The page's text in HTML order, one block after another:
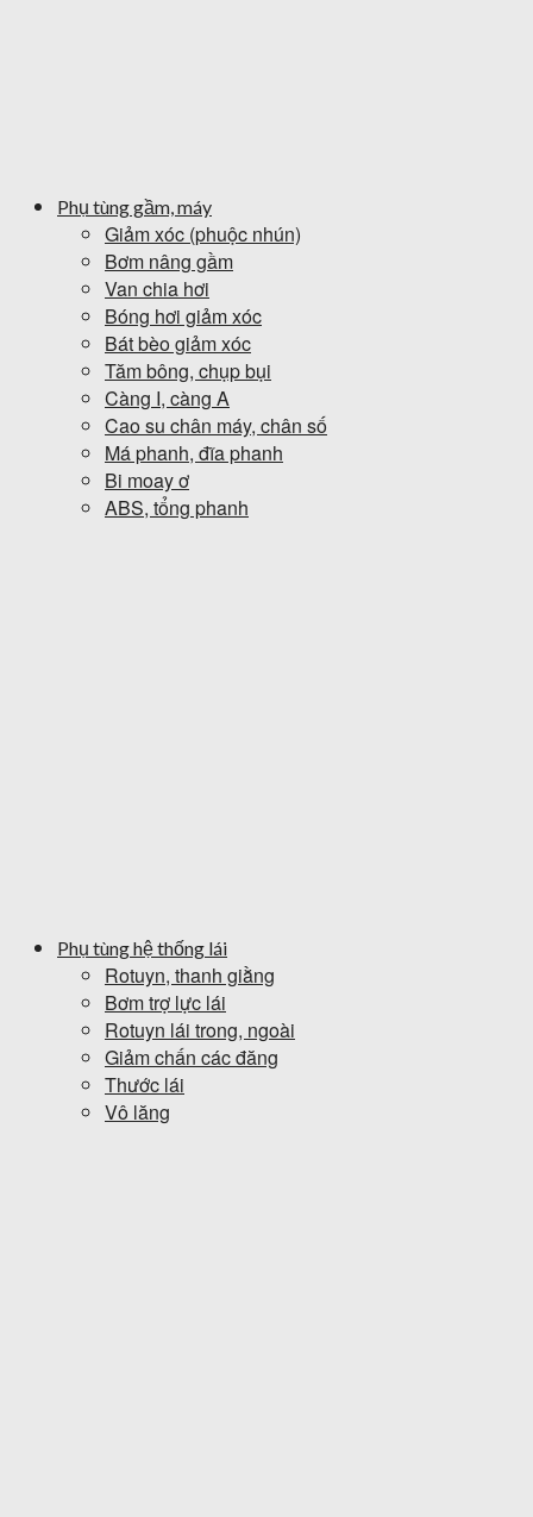
Phụ tùng gầm, máy
Giảm xóc (phuộc nhún)
Bơm nâng gầm
Van chia hơi
Bóng hơi giảm xóc
Bát bèo giảm xóc
Tăm bông, chụp bụi
Càng I, càng A
Cao su chân máy, chân số
Má phanh, đĩa phanh
Bi moay ơ
ABS, tổng phanh
Phụ tùng hệ thống lái
Rotuyn, thanh giằng
Bơm trợ lực lái
Rotuyn lái trong, ngoài
Giảm chấn các đăng
Thước lái
Vô lăng